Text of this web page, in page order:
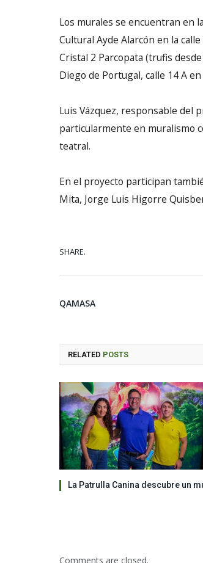
Los murales se encuentran en
Cultural Ayde Alarcón en la
Cristal 2 Parcopata (trufis
Diego de Portugal, calle 14 A
Luis Vázquez, responsable del
particularmente en muralismo
teatral.
En el proyecto participan
Mita, Jorge Luis Higorre
SHARE.
QAMASA
RELATED POSTS
La Patrulla Canina descubre un
Comments are closed.